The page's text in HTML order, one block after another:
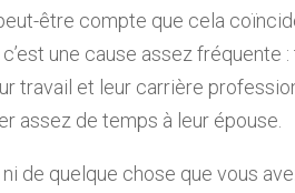
être compte que cela
une cause assez fréquente
travail et leur carrière
assez de temps à leur épouse.
ni de quelque chose que vous